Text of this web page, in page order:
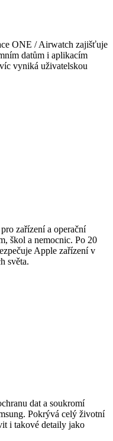
ONE / Airwatch zajišťuje
datům i aplikacím
vyniká uživatelskou
zařízení a operační
škol a nemocnic. Po 20
Apple zařízení v
světa.
dat a soukromí
Pokrývá celý životní
i takové detaily jako